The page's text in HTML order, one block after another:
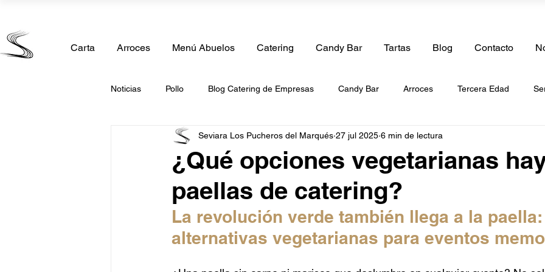
Carta Arroces Menú Abuelos Catering Candy Bar Tartas Blog Contacto
Noticias Pollo Blog Catering de Empresas Candy Bar Arroces Tercera Edad
Comida Casera Catering de boda Catering de Cumpleaños Catering de Bautizos
Catering Comunión Catering de Paellas Catering a Domicilio
Catering San Valentin Catering de Frutas Catering Vegano Catering Halal Catering
¿Qué opciones vegetarianas
paellas de catering?
Seviara Los Pucheros del Marqués 27 jul 2025 6 min de lectura
La revolución verde también llega a la paella:
alternativas vegetarianas para eventos